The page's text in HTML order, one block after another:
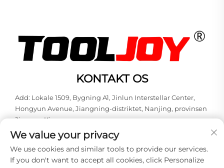
KONTAKT OS
Add: Lokale 1509, Bygning A1, Jinlun Interstellar Center,
Hongyun Avenue, Jiangning-distriktet, Nanjing, provinsen
Jiangsu, Kina
Tlf.:+86-13851848144
E-mail:[email protected]
We value your privacy
We use cookies and similar tools to provide our services.
If you don't want to accept all cookies, click Personalize